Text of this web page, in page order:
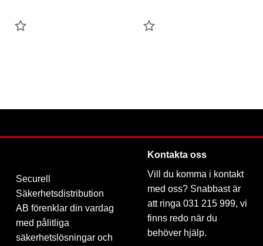
Securell
Säkerhetsdistribution
AB förenklar din vardag
med pålitliga
säkerhetslösningar och
Kontakta oss
Vill du komma i kontakt
med oss? Snabbast är
att ringa 031 215 999, vi
finns redo när du
behöver hjälp.